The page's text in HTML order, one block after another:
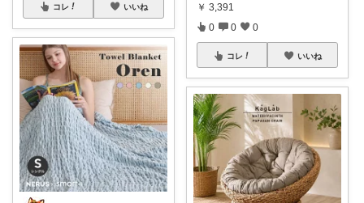
コレ いいね
￥ 3,391
0 0 0
コレ いいね